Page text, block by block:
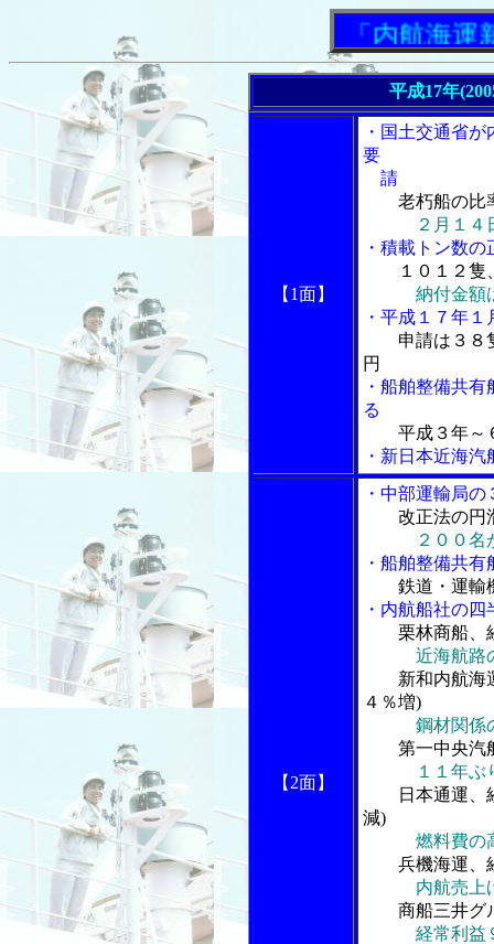
「内航海運新聞
平成17年
【1面】
・国土交通省
要
請
老朽船の比
２月１４
・積載トン数
１０１２
納付金額
・平成１７年
申請は３８
円
・船舶整備共
る
平成３年～
・新日本近海
【2面】
・中部運輸局
改正法の円
２００名
・船舶整備共
鉄道・運輸
・内航船社の
栗林商船、
近海航路
新和内航海
４％増)
鋼材関係
第一中央汽
１１年ぶ
日本通運、
減)
燃料費の
兵機海運、
内航売上
商船三井グ
経常利益